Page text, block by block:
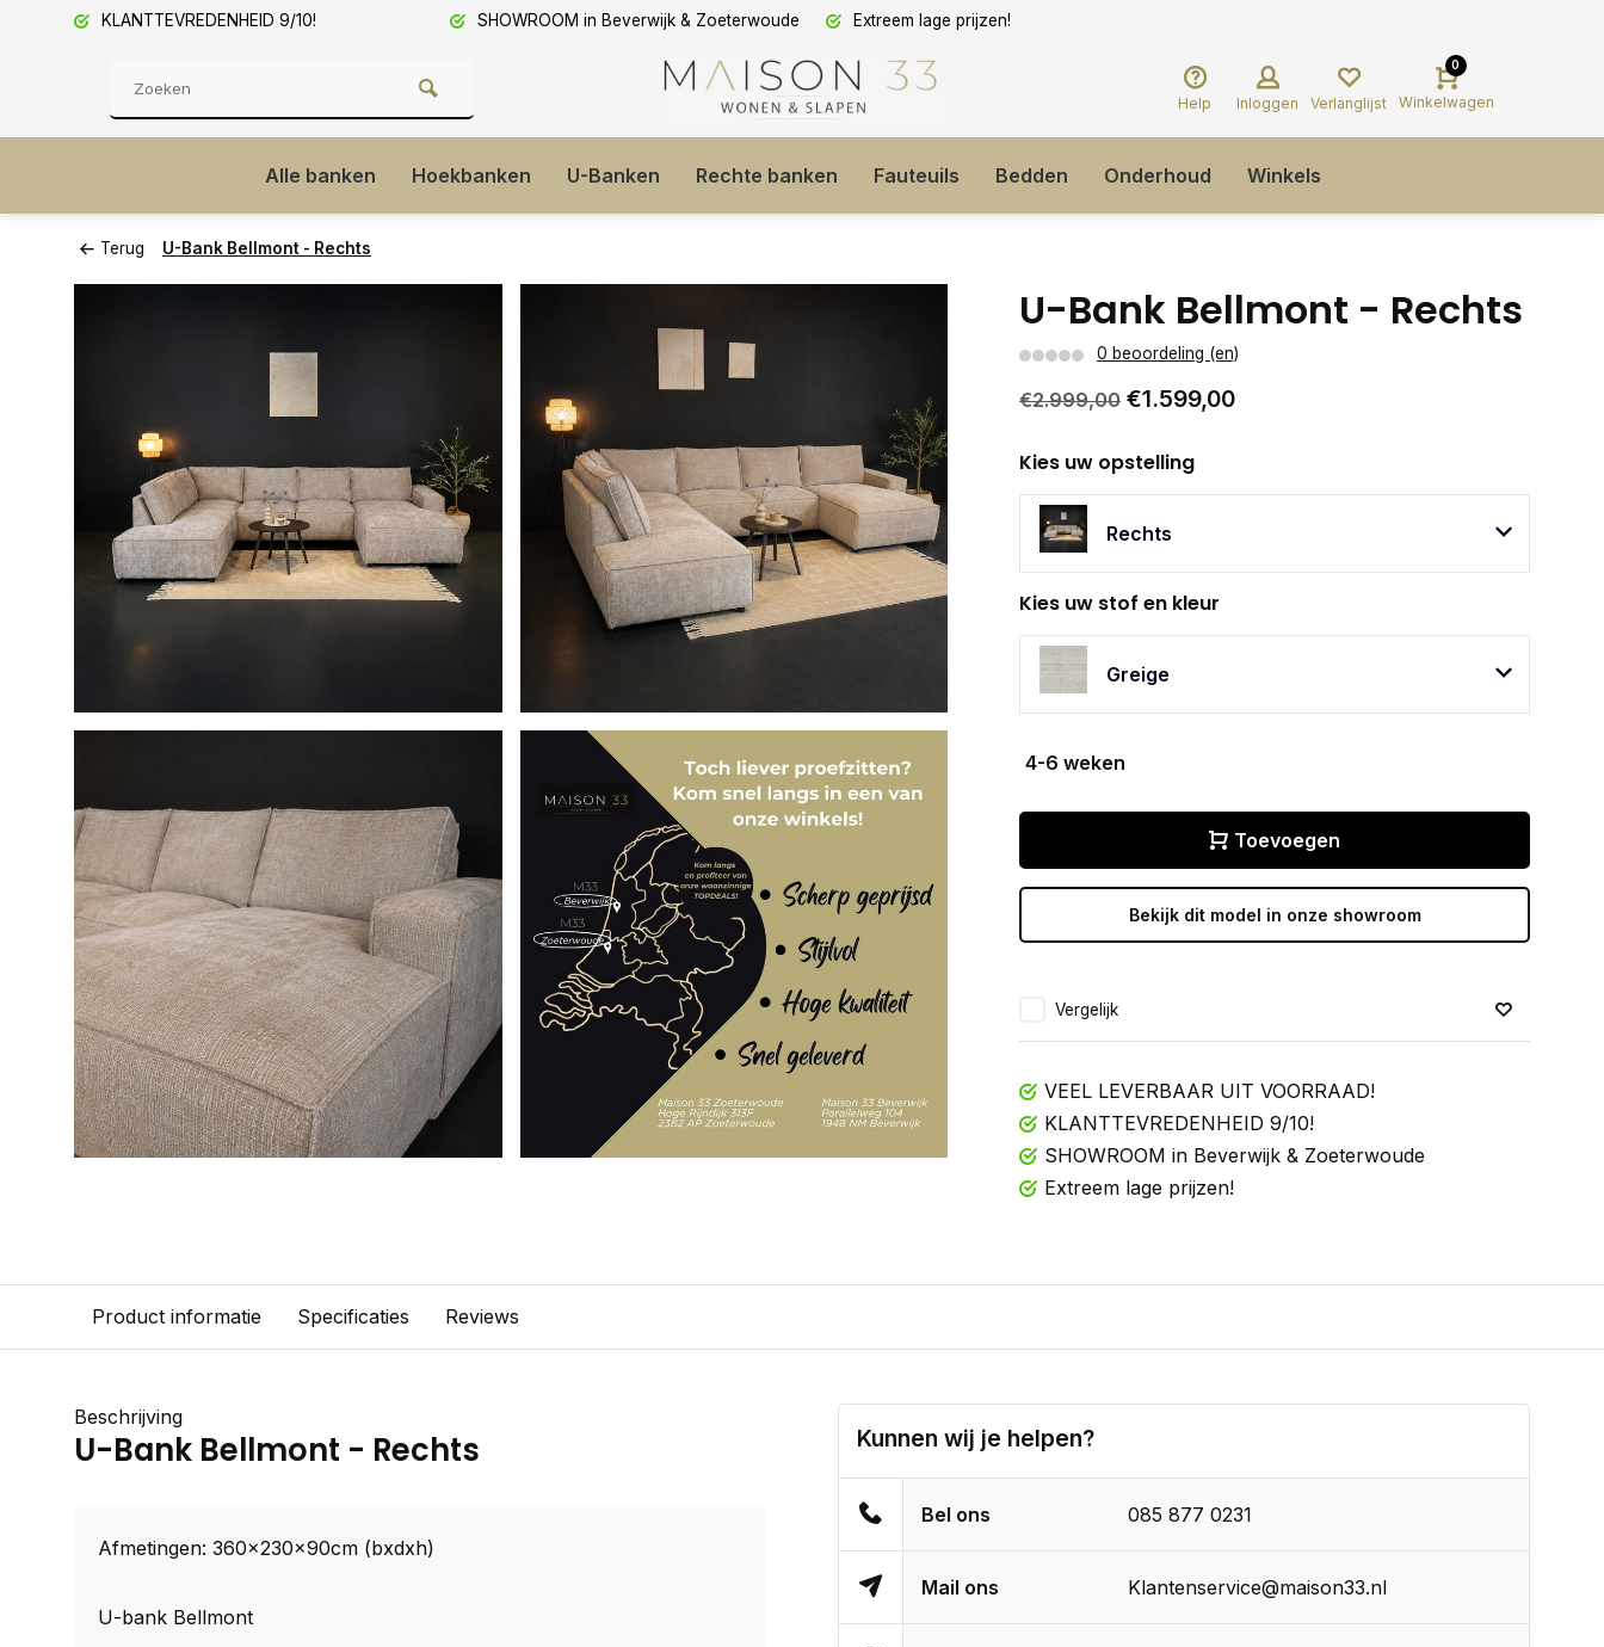
KLANTTEVREDENHEID 9/10! SHOWROOM in Beverwijk & Zoeterwoude Extreem lage prijzen!
Help Inloggen Verlanglijst
0
Winkelwagen
Alle banken Hoekbanken U-Banken Rechte banken Fauteuils Bedden Onderhoud Winkels
Terug U-Bank Bellmont - Rechts
U-Bank Bellmont - Rechts
0 beoordeling (en)
€2.999,00 €1.599,00
Kies uw opstelling
Rechts
Kies uw stof en kleur
Greige
4-6 weken
Toevoegen
Bekijk dit model in onze showroom
Vergelijk
VEEL LEVERBAAR UIT VOORRAAD!
KLANTTEVREDENHEID 9/10!
SHOWROOM in Beverwijk & Zoeterwoude
Extreem lage prijzen!
Product informatie Specificaties Reviews
Beschrijving
U-Bank Bellmont - Rechts
Afmetingen: 360x230x90cm (bxdxh)
U-bank Bellmont
Kunnen wij je helpen?
Bel ons 085 877 0231
Mail ons Klantenservice@maison33.nl